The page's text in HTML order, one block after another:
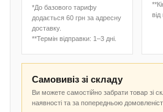
*До базового тарифу
додається 60 грн за адресну
доставку.
**Термін відправки: 1–3 дні.
Самовивіз зі складу
Ви можете самостійно забрати товар зі
наявності та за попередньою